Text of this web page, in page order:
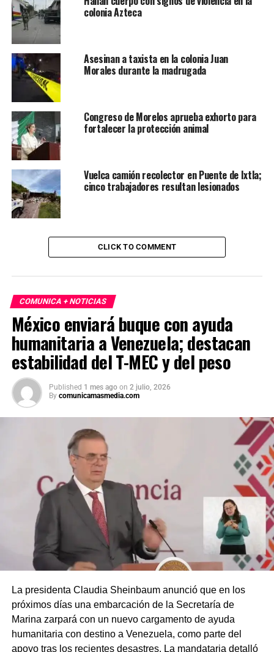
colonia Azteca
Asesinan a taxista en la colonia Juan
Morales durante la madrugada
Congreso de Morelos aprueba exhorto para
fortalecer la protección animal
Vuelca camión recolector en Puente de Ixtla;
cinco trabajadores resultan lesionados
CLICK TO COMMENT
COMUNICA + NOTICIAS
México enviará buque con ayuda
humanitaria a Venezuela; destacan
estabilidad del T-MEC y del peso
Published 1 mes ago on 2 julio, 2026
By comunicamasmedia.com
La presidenta Claudia Sheinbaum anunció que en los
próximos días una embarcación de la Secretaría de
Marina zarpará con un nuevo cargamento de ayuda
humanitaria con destino a Venezuela, como parte del
apoyo tras los recientes desastres. La mandataria detalló